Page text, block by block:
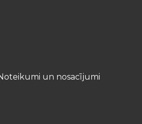
un nosacījumi